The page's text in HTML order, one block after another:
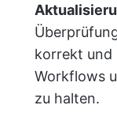
korrekt und
Workflows
zu halten.